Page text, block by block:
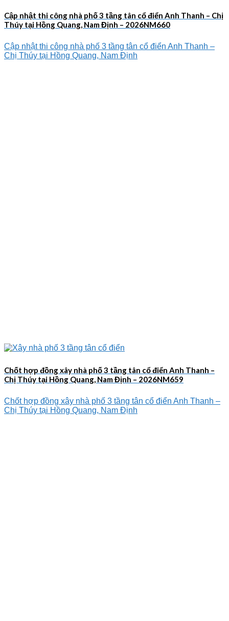
Cập nhật thi công nhà phố 3 tầng tân cổ điển Anh Thanh – Chị
Thúy tại Hồng Quang, Nam Định – 2026NM660
Cập nhật thi công nhà phố 3 tầng tân cổ điển Anh Thanh –
Chị Thúy tại Hồng Quang, Nam Định
Chốt hợp đồng xây nhà phố 3 tầng tân cổ điển Anh Thanh –
Chị Thúy tại Hồng Quang, Nam Định – 2026NM659
Chốt hợp đồng xây nhà phố 3 tầng tân cổ điển Anh Thanh –
Chị Thúy tại Hồng Quang, Nam Định